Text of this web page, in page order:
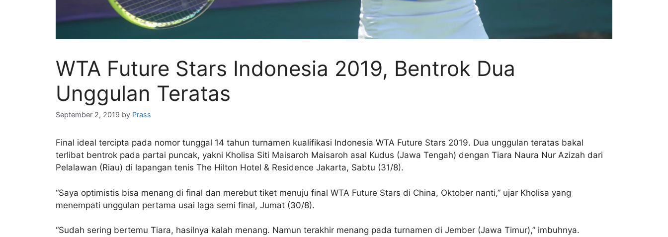
WTA Future Stars Indonesia 2019, Bentrok Dua
Unggulan Teratas
September 2, 2019 by Prass
Final ideal tercipta pada nomor tunggal 14 tahun turnamen kualifikasi Indonesia WTA Future Stars 2019. Dua unggulan teratas bakal
terlibat bentrok pada partai puncak, yakni Kholisa Siti Maisaroh Maisaroh asal Kudus (Jawa Tengah) dengan Tiara Naura Nur Azizah dari
Pelalawan (Riau) di lapangan tenis The Hilton Hotel & Residence Jakarta, Sabtu (31/8).
“Saya optimistis bisa menang di final dan merebut tiket menuju final WTA Future Stars di China, Oktober nanti,” ujar Kholisa yang
menempati unggulan pertama usai laga semi final, Jumat (30/8).
“Sudah sering bertemu Tiara, hasilnya kalah menang. Namun terakhir menang pada turnamen di Jember (Jawa Timur),” imbuhnya.